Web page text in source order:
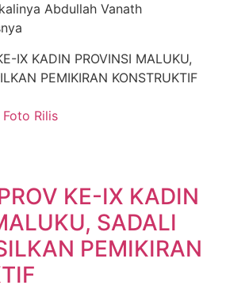
Abdullah Vanath
Foto Rilis
KE-IX KADIN
SADALI
PEMIKIRAN